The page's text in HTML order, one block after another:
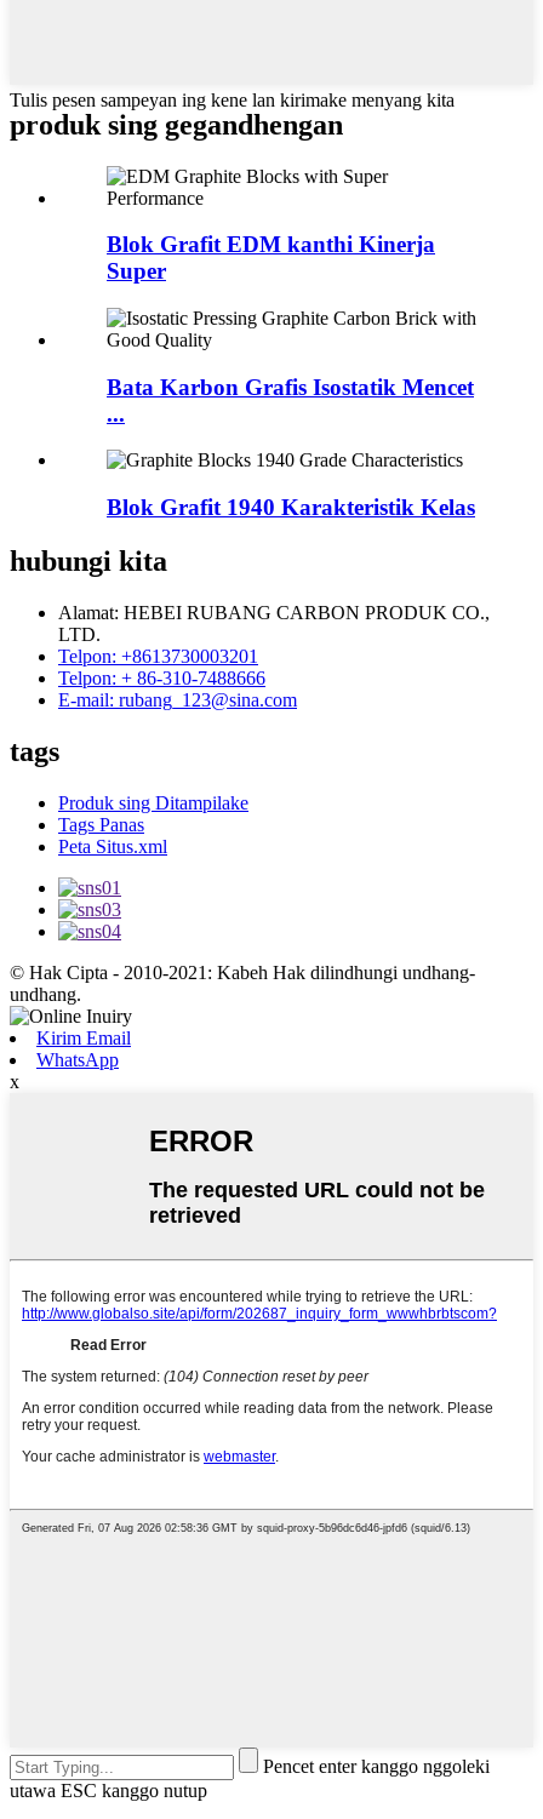
Tulis pesen sampeyan ing kene lan kirimake menyang kita
produk sing gegandhengan
Blok Grafit EDM kanthi Kinerja
Super
Bata Karbon Grafis Isostatik Mencet
...
Blok Grafit 1940 Karakteristik Kelas
hubungi kita
Alamat: HEBEI RUBANG CARBON PRODUK CO.,
LTD.
Telpon: +8613730003201
Telpon: + 86-310-7488666
E-mail: rubang_123@sina.com
tags
Produk sing Ditampilake
Tags Panas
Peta Situs.xml
© Hak Cipta - 2010-2021: Kabeh Hak dilindhungi undhang-
undhang.
Kirim Email
WhatsApp
x
Pencet enter kanggo nggoleki
utawa ESC kanggo nutup